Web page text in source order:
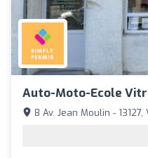
Auto-Moto-Ecole
8 Av. Jean Moulin -